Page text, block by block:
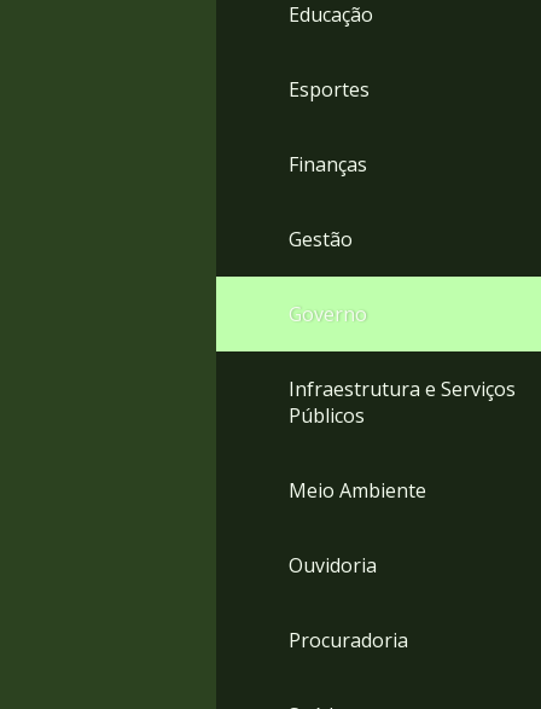
Educação
Esportes
Finanças
Gestão
Governo
Infraestrutura e Serviços
Públicos
Meio Ambiente
Ouvidoria
Procuradoria